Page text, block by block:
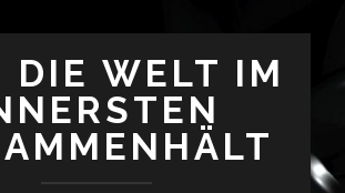
DIE WELT IM